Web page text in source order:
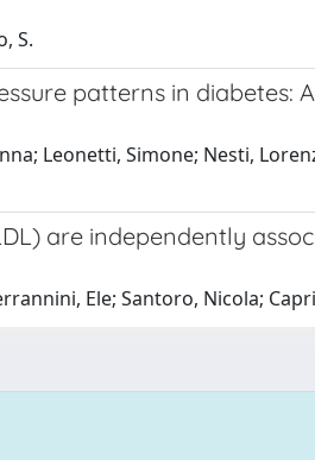
S.
patterns in diabetes:
Leonetti, Simone; Nesti,
are independently
Ele; Santoro, Nicola;